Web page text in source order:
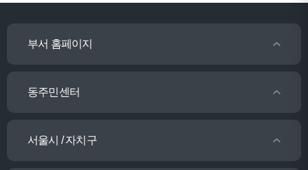
부서 홈페이지
동주민센터
서울시 / 자치구